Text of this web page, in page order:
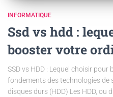
INFORMATIQUE
Ssd vs hdd :
booster votre
SSD vs HDD : Lequel choisir
fondements des technologies
disques durs (HDD) Les HDD,